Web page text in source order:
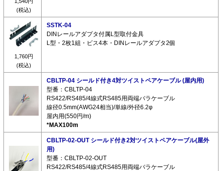
(税込)
1,760円
(税込)
SSTK-04
DINレールアダプタ付属L型取付金具
L型・2枚1組・ビス4本・DINレールアダプタ2個
CBLTP-04 シールド付き4対ツイストペアケーブル (屋内用)
型番：CBLTP-04
RS422/RS485/4線式RS485用両端バラケーブル
線径0.5mm(AWG24相当)/単線/外径6.2φ
屋内用(550円/m)
*MAX100m
CBLTP-02-OUT シールド付き2対ツイストペアケーブル(屋外
用)
型番：CBLTP-02-OUT
RS422/RS485/4線式RS485用両端バラケーブル